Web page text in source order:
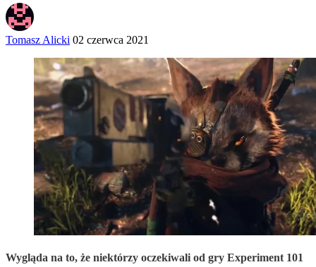
Tomasz Alicki 02 czerwca 2021
Wygląda na to, że niektórzy oczekiwali od gry Experiment 101